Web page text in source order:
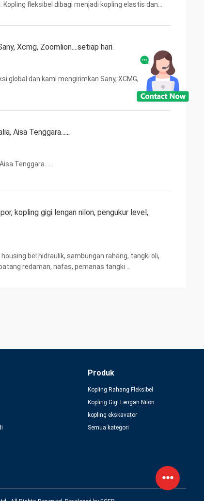
fleksibel dibagi menjadi kopling elastis dan
Xcmg, Zoomlion....setiap hari.
global dan kami mengirimkan Sany, XCMG,
Aisa Tenggara......
Tenggara......
kopling gigi lengan nilon, pengukur level,
bel hidraulik, sambungan rahang, tangki oli,
redaman, nafas, pemanas tangki ...
Produk
Kopling Rahang Fleksibel
Kopling Gigi Lengan Nilon
kopling ekskavator
Semua kategori